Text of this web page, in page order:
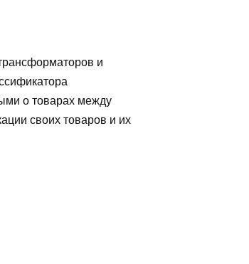
и
о товарах между
своих товаров и их